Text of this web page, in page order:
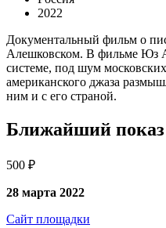
2022
Документальный фильм о
Алешковском. В фильме Юз
системе, под шум
американского джаза
ним и с его страной.
Ближайший показ
500 ₽
28 марта 2022
Сайт площадки